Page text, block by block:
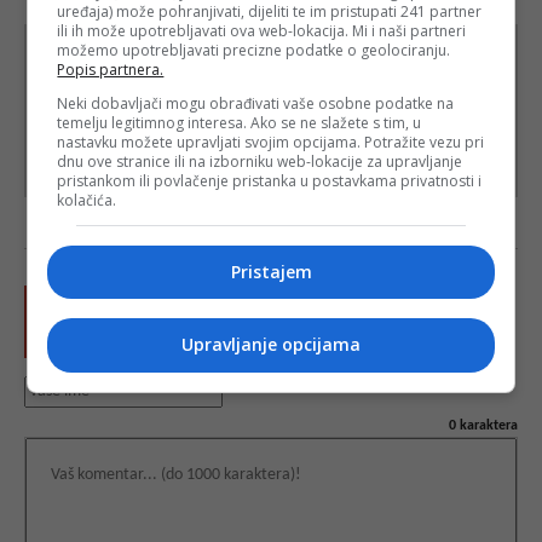
0 karaktera
uređaja) može pohranjivati, dijeliti te im pristupati 241 partner
ili ih može upotrebljavati ova web-lokacija. Mi i naši partneri
možemo upotrebljavati precizne podatke o geolociranju.
Popis partnera.
Neki dobavljači mogu obrađivati vaše osobne podatke na
temelju legitimnog interesa. Ako se ne slažete s tim, u
nastavku možete upravljati svojim opcijama. Potražite vezu pri
dnu ove stranice ili na izborniku web-lokacije za upravljanje
pristankom ili povlačenje pristanka u postavkama privatnosti i
kolačića.
Pristajem
Upravljanje opcijama